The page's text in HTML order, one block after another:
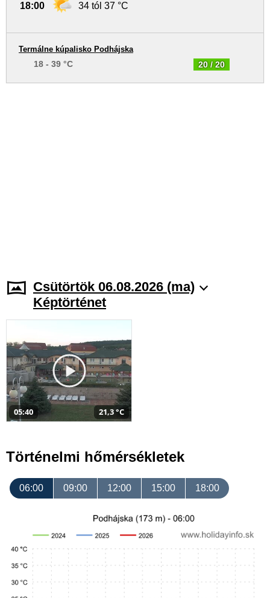
18:00 34 tól 37 °C
20 / 20
Termálne kúpalisko Podhájska
18 - 39 °C
Csütörtök 06.08.2026 (ma)
Képtörténet
05:40 21,3 °C
Történelmi hőmérsékletek
06:00 09:00 12:00 15:00 18:00